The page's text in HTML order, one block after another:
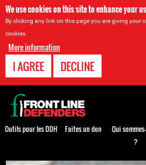
We use cookies on this site to enhance your
By clicking any link on this page you are giving your
cookies.
More information
I AGREE DECLINE
to
Back
to
top
Outils pour les DDH Faites un don
Qui
?